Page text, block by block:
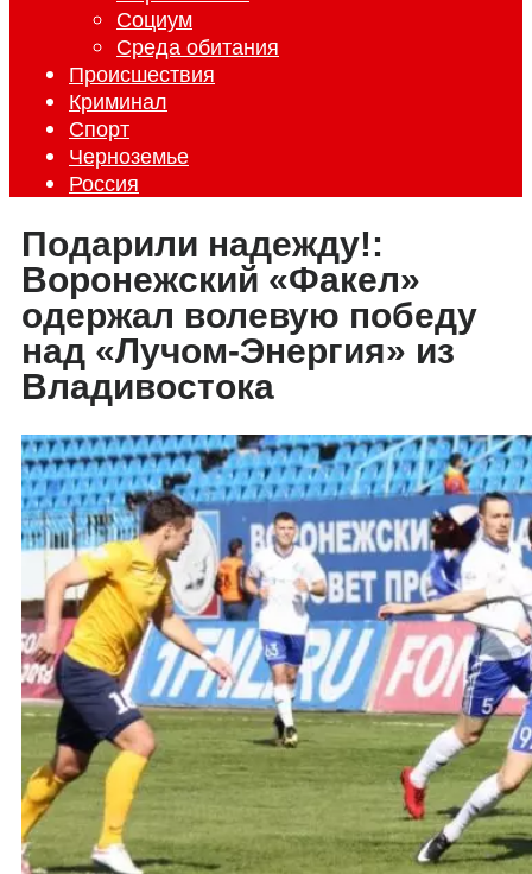
Социум
Среда обитания
Происшествия
Криминал
Спорт
Черноземье
Россия
Подарили надежду!:
Воронежский «Факел»
одержал волевую победу
над «Лучом-Энергия» из
Владивостока